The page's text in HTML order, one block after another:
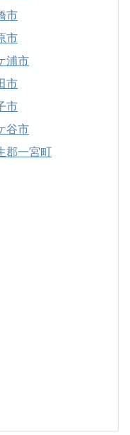
市
市
浦市
市
市
谷市
郡一宮町